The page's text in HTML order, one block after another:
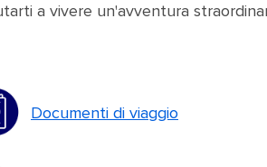
a vivere un'avventura
Documenti di viaggio